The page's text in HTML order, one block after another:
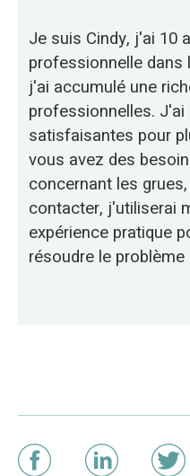
Je suis Cindy, j'ai 10
professionnelle
j'ai accumulé une
professionnelles.
satisfaisantes pour
vous avez des
concernant les
contacter, j'utiliserai
expérience pratique
résoudre le problème